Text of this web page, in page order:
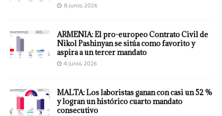
8 junio, 2026
ARMENIA: El pro-europeo Contrato Civil de
Nikol Pashinyan se sitúa como favorito y
aspira a un tercer mandato
4 junio, 2026
MALTA: Los laboristas ganan con casi un 52 %
y logran un histórico cuarto mandato
consecutivo